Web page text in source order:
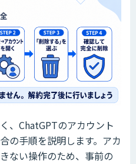
、ChatGPTのアカウント
の手順を説明します。アカ
ない操作のため、事前の